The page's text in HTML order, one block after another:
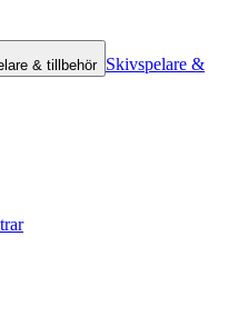
& tillbehör Skivspelare &